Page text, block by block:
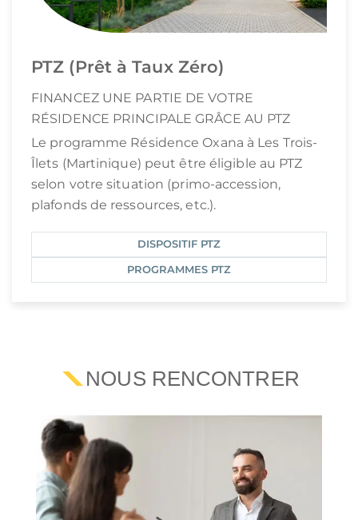
PTZ (Prêt à Taux Zéro)
FINANCEZ UNE PARTIE DE VOTRE
RÉSIDENCE PRINCIPALE GRÂCE AU PTZ
Le programme Résidence Oxana à Les Trois-
Îlets (Martinique) peut être éligible au PTZ
selon votre situation (primo-accession,
plafonds de ressources, etc.).
DISPOSITIF PTZ
PROGRAMMES PTZ
NOUS RENCONTRER